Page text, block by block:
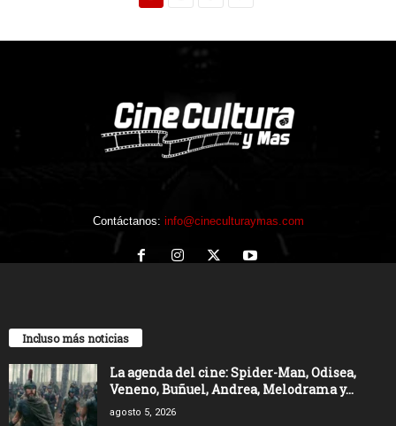
Contáctanos: info@cineculturaymas.com
Incluso más noticias
La agenda del cine: Spider-Man, Odisea,
Veneno, Buñuel, Andrea, Melodrama y...
agosto 5, 2026